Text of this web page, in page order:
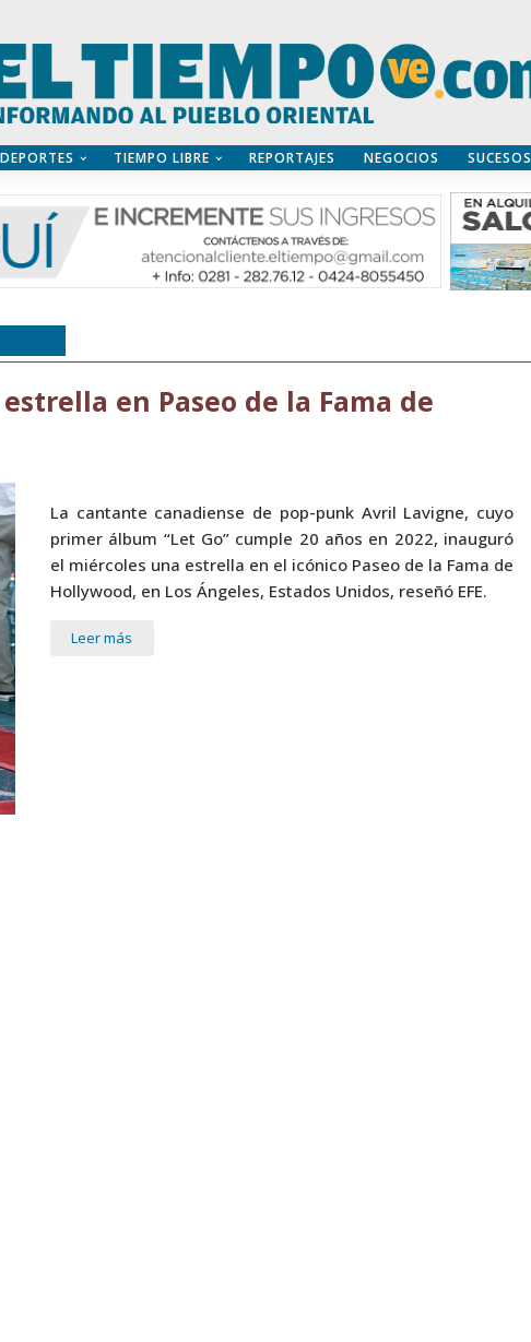
DEPORTES TIEMPO LIBRE REPORTAJES NEGOCIOS SUCESOS
en Paseo de la Fama de
La cantante canadiense de pop-punk Avril Lavigne, cuyo
primer álbum “Let Go” cumple 20 años en 2022, inauguró
el miércoles una estrella en el icónico Paseo de la Fama de
Hollywood, en Los Ángeles, Estados Unidos, reseñó EFE.
Leer más